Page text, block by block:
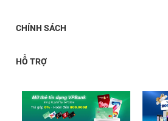
CHÍNH SÁCH
HỖ TRỢ